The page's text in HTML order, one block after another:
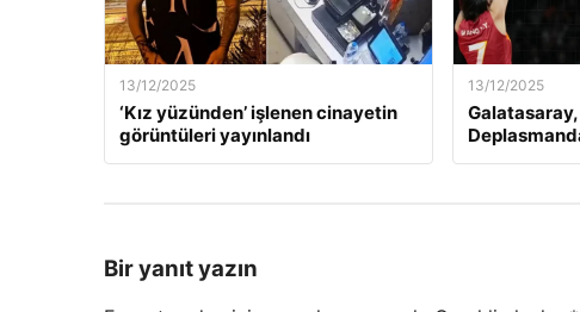
13/12/2025
‘Kız yüzünden’ işlenen cinayetin
görüntüleri yayınlandı
13/12/2025
Galatasaray,
Bir yanıt yazın